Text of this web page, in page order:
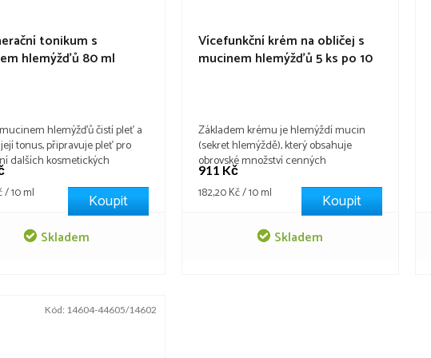
tonikum s
hlemýžďů 80 ml
Skladem
/ 10 ml Koupit
hlemýžďů čistí pleť a
tonus, připravuje pleť pro
dalších kosmetických
Pomáhá regeneraci
stahuje póry, hydratuje.
hedvábná struktura toniku
pleti svěžest, pevnost a
Základní složkou toniku je
Vícefunkční krém na obličej s
mucinem hlemýžďů 5 ks po 10
Skladem
911 Kč
Měrná
182,20 Kč / 10 ml Koupit
Základem krému je hlemýždí mucin
(sekret hlemýždě), který obsahuje
obrovské množství cenných
kosmetických složek: kolagen, elastin,
vitamíny A, C, E, kyselinu hyaluronovou
aj. Vhodné pro všechny typy pleti a
věkové kategorie. Podporuje obnovu
buněk epidermis, vyhlazuje strukturu
Kód: 14604-44605/14602